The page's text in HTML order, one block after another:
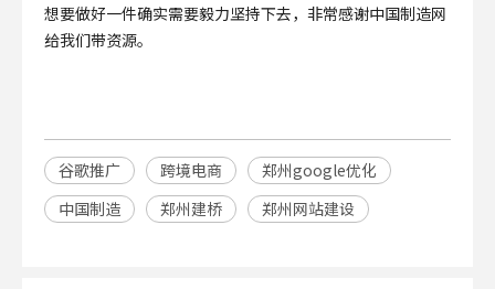
想要做好一件确实需要毅力坚持下去，非常感谢中国制造网
给我们带资源。
谷歌推广 跨境电商
郑州google优化
中国制造
郑州建桥 郑州网站建设